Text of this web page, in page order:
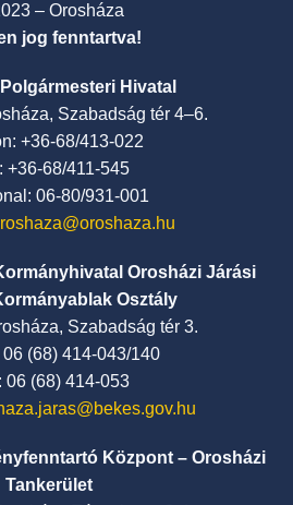
– Orosháza
jog fenntartva!
Hivatal
Szabadság tér 4–6.
+36-68/413-022
+36-68/411-545
06-80/931-001
Orosházi Járási
Osztály
Szabadság tér 3.
06 (68) 414-043/140
06 (68) 414-053
Központ – Orosházi
Tankerület